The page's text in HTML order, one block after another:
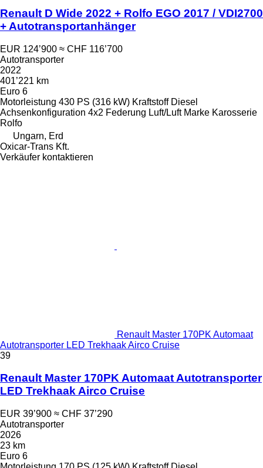
Renault D Wide 2022 + Rolfo EGO 2017 / VDI2700
+ Autotransportanhänger
EUR 124’900 ≈ CHF 116’700
Autotransporter
2022
401’221 km
Euro 6
Motorleistung 430 PS (316 kW) Kraftstoff Diesel
Achsenkonfiguration 4x2 Federung Luft/Luft Marke Karosserie
Rolfo
Ungarn, Erd
Oxicar-Trans Kft.
Verkäufer kontaktieren
Renault Master 170PK Automaat
Autotransporter LED Trekhaak Airco Cruise
39
Renault Master 170PK Automaat Autotransporter
LED Trekhaak Airco Cruise
EUR 39’900 ≈ CHF 37’290
Autotransporter
2026
23 km
Euro 6